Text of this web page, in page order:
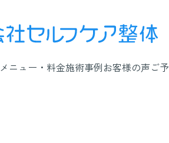
メニュー・料金施術事例お客様の声ご